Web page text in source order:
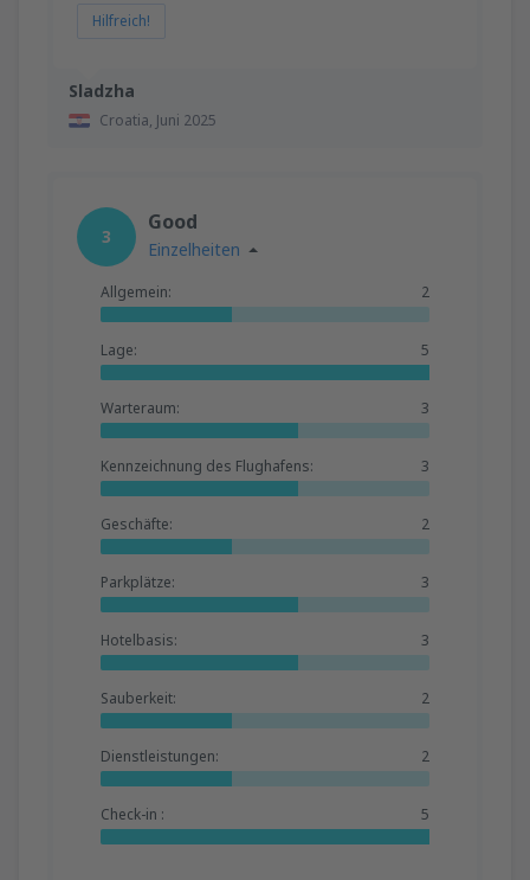
Sladzha
Croatia, Juni 2025
Hilfreich!
3
Good
Einzelheiten
Allgemein: 2
Lage: 5
Warteraum: 3
Kennzeichnung des Flughafens: 3
Geschäfte: 2
Parkplätze: 3
Hotelbasis: 3
Sauberkeit: 2
Dienstleistungen: 2
Check-in : 5